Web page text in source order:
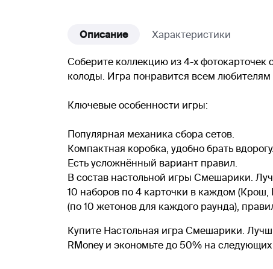
Описание Характеристики
Соберите коллекцию из 4-х
колоды. Игра понравится всем
Ключевые особенности игры:
Популярная механика сбора сетов.
Компактная коробка, удобно брать вдорогу.
Есть усложнённый вариант правил.
В состав настольной игры Смешарики.
10 наборов по 4 карточки в каждом
(по 10 жетонов для каждого раунда),
Купите Настольная игра Смешарики.
RMoney и экономьте до 50% на